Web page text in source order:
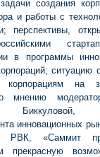
создания
и работы с
перспективы,
в программы
ситуацию
корпорациям на
мнению
Биккуловой,
инновационных
РВК, «Саммит
прекрасную